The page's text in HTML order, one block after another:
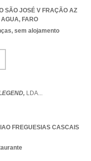
SÃO JOSÉ V FRAÇÃO AZ
AGUA, FARO
sem alojamento
LDA...
FREGUESIAS CASCAIS